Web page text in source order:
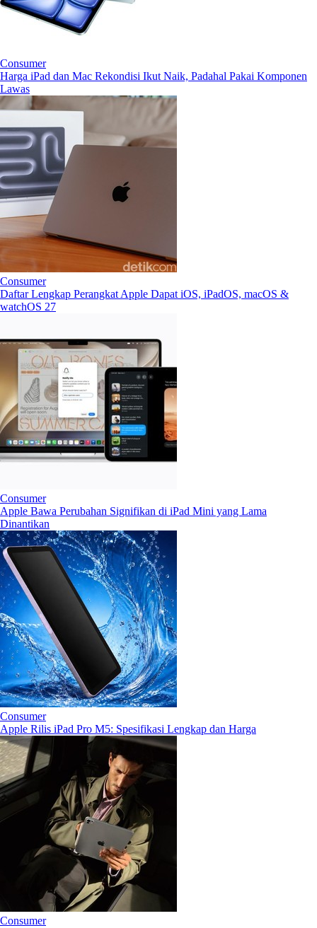
Consumer
Harga iPad dan Mac Rekondisi Ikut Naik, Padahal Pakai Komponen
Lawas
Consumer
Daftar Lengkap Perangkat Apple Dapat iOS, iPadOS, macOS &
watchOS 27
Consumer
Apple Bawa Perubahan Signifikan di iPad Mini yang Lama
Dinantikan
Consumer
Apple Rilis iPad Pro M5: Spesifikasi Lengkap dan Harga
Consumer